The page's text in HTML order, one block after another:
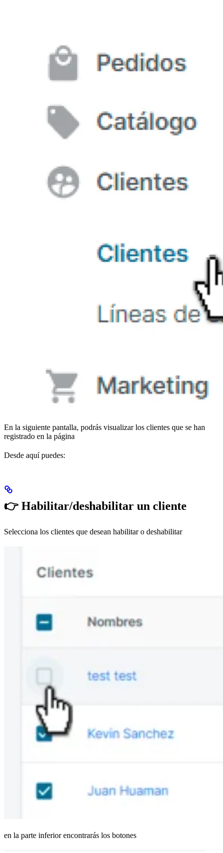
En la siguiente pantalla, podrás visualizar los clientes que se han
registrado en la página
Desde aquí puedes:
👉 Habilitar/deshabilitar un cliente
Selecciona los clientes que desean habilitar o deshabilitar
en la parte inferior encontrarás los botones